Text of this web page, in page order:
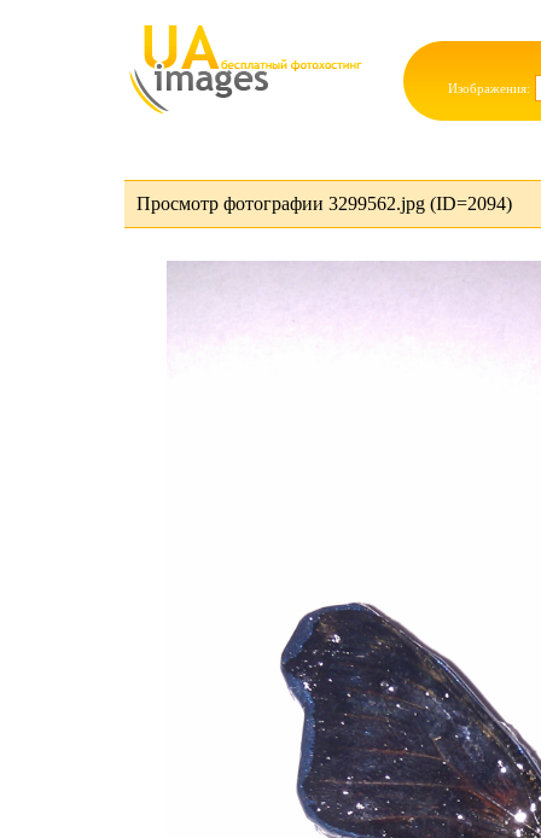
Изображения:
Просмотр фотографии 3299562.jpg (ID=2094)